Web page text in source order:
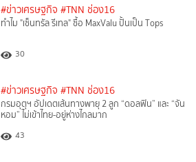
#ข่าวเศรษฐกิจ #TNN ช่อง16
ทำไม "เซ็นทรัล รีเทล" ซื้อ MaxValu ปั้นเป็น Tops
30
#ข่าวเศรษฐกิจ #TNN ช่อง16
กรมอุตุฯ อัปเดตเส้นทางพายุ 2 ลูก “ดอลฟิน” และ “จัน
หอม” ไม่เข้าไทย-อยู่ห่างไกลมาก
43